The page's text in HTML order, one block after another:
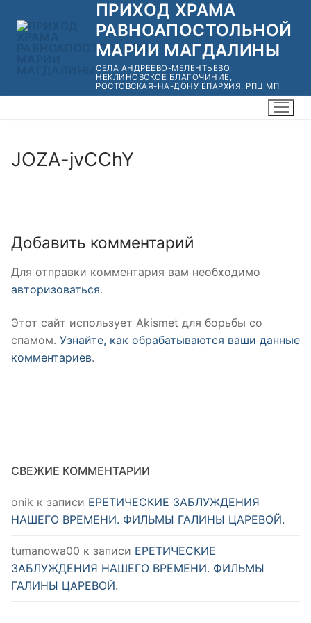
ПРИХОД ХРАМА
РАВНОАПОСТОЛЬНОЙ
МАРИИ МАГДАЛИНЫ
СЕЛА АНДРЕЕВО-МЕЛЕНТЬЕВО,
НЕКЛИНОВСКОЕ БЛАГОЧИНИЕ,
РОСТОВСКАЯ-НА-ДОНУ ЕПАРХИЯ, РПЦ МП
JOZA-jvCChY
Добавить комментарий
Для отправки комментария вам необходимо
авторизоваться.
Этот сайт использует Akismet для борьбы со
спамом. Узнайте, как обрабатываются ваши данные
комментариев.
СВЕЖИЕ КОММЕНТАРИИ
onik к записи ЕРЕТИЧЕСКИЕ ЗАБЛУЖДЕНИЯ
НАШЕГО ВРЕМЕНИ. ФИЛЬМЫ ГАЛИНЫ ЦАРЕВОЙ.
tumanowa00 к записи ЕРЕТИЧЕСКИЕ
ЗАБЛУЖДЕНИЯ НАШЕГО ВРЕМЕНИ. ФИЛЬМЫ
ГАЛИНЫ ЦАРЕВОЙ.